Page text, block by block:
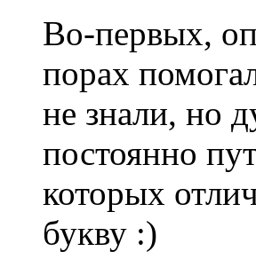
Во-первых,
порах
не знали, но
постоянно
которых
букву :)